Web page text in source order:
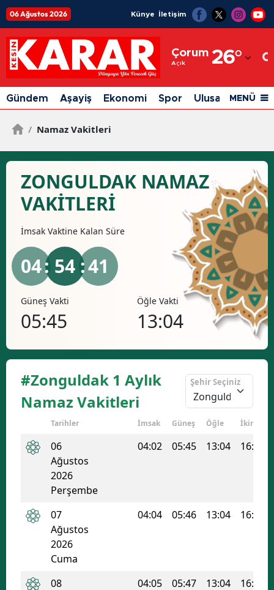
06 Ağustos 2026 Künye İletişim
Çorum
Açık 26°
Adıyaman
Afyonkarahisar
Ağrı
Ankara
Antalya
Artvin
Aydın
Balıkesir
Bilecik
Bolu
Burdur
Denizli
Gündem Aşayiş Ekonomi Spor Ulusal Siyaset
MENÜ
/ Namaz Vakitleri
ZONGULDAK NAMAZ
VAKİTLERİ
İmsak Vaktine Kalan Süre
04: 54 :40
Öğle Vakti
13:04
İkindi Vakti
16:57
#Zonguldak 1 Aylık
Namaz Vakitleri
Şehir Seçiniz
Tarihler İmsak Güneş Öğle İkindi
06
Ağustos
2026
Perşembe
04:02 05:45 13:04 16:57
07
Ağustos
2026
Cuma
04:04 05:46 13:04 16:57
08
04:05 05:47 13:04 16:56